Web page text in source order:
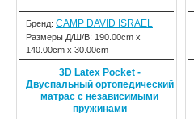
Бренд: CAMP DAVID ISRAEL
Размеры Д/Ш/В: 190.00cm x
140.00cm x 30.00cm
3D Latex Pocket -
Двуспальный ортопедический
матрас с независимыми
пружинами